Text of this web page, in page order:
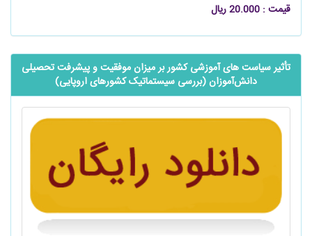
قیمت : 20.000 ریال
تأثیر سیاست ‌های آموزشی کشور بر میزان موفقیت و پیشرفت تحصیلی
‌‌‌دانش‌آموزان (بررسی سیستماتیک کشورهای اروپایی)